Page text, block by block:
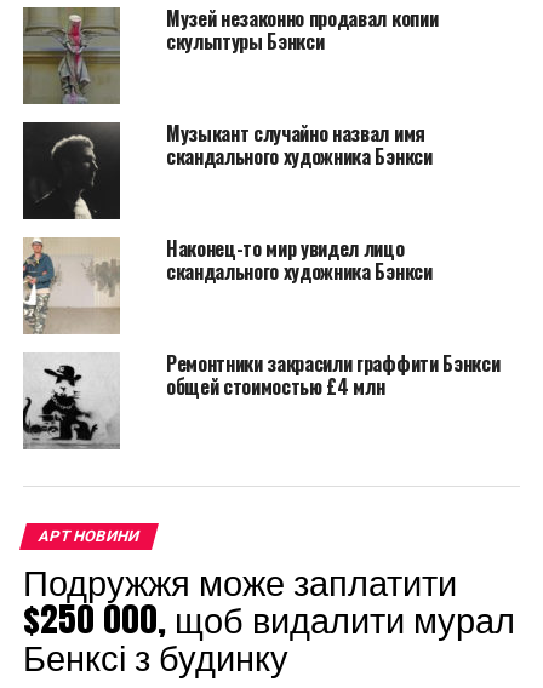
«(Это) трехэтажное
лекарство от
фанатизма, с
ограниченной
автостоянкой», —
добавил он в
заявлении.
Музей незаконно продавал копии
скульптуры Бэнкси
Музыкант случайно назвал имя
скандального художника Бэнкси
Наконец-то мир увидел лицо
скандального художника Бэнкси
Ремонтники закрасили граффити Бэнкси
общей стоимостью £4 млн
АРТ НОВИНИ
Подружжя може заплатити
$250 000, щоб видалити мурал
Бенксі з будинку